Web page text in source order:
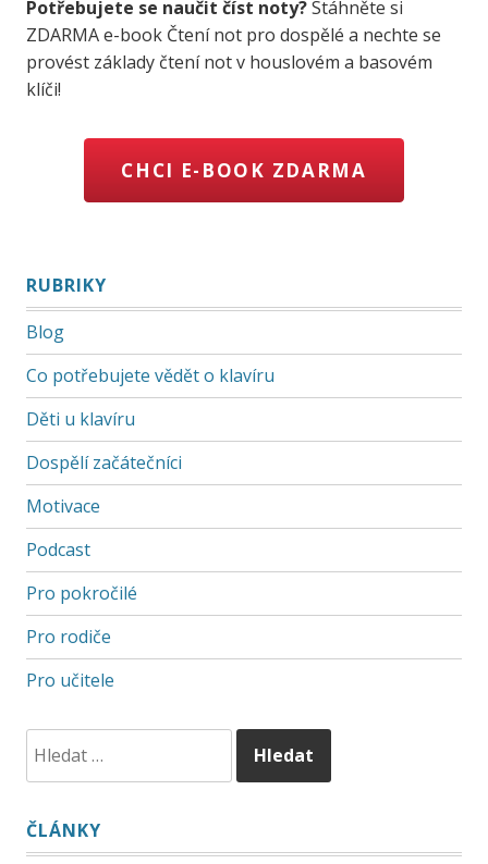
Potřebujete se naučit číst noty?Stáhněte si
ZDARMA e-book Čtení not pro dospělé a nechte se
provést základy čtení not v houslovém a basovém
klíči!
CHCI E-BOOK ZDARMA
RUBRIKY
Blog
Co potřebujete vědět o klavíru
Děti u klavíru
Dospělí začátečníci
Motivace
Podcast
Pro pokročilé
Pro rodiče
Pro učitele
ČLÁNKY